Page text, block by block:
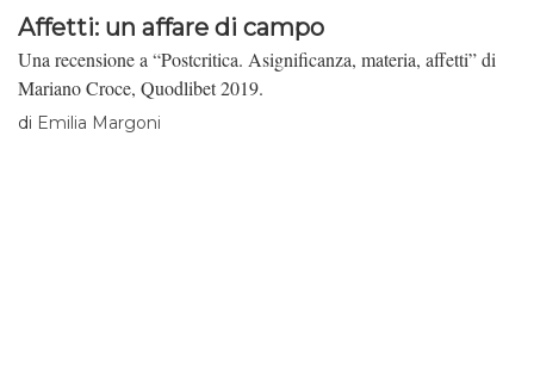
Affetti: un affare di campo
Una recensione a “Postcritica. Asignificanza, materia, affetti” di
Mariano Croce, Quodlibet 2019.
di Emilia Margoni